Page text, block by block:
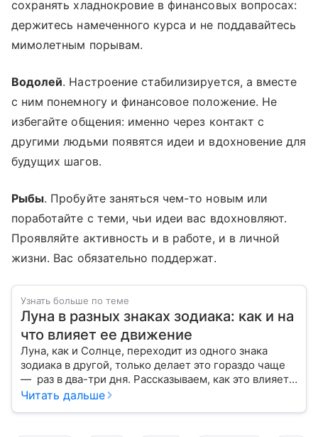
сохранять хладнокровие в финансовых вопросах:
держитесь намеченного курса и не поддавайтесь
мимолетным порывам.
Водолей. Настроение стабилизируется, а вместе
с ним понемногу и финансовое положение. Не
избегайте общения: именно через контакт с
другими людьми появятся идеи и вдохновение для
будущих шагов.
Рыбы. Пробуйте заняться чем-то новым или
поработайте с теми, чьи идеи вас вдохновляют.
Проявляйте активность и в работе, и в личной
жизни. Вас обязательно поддержат.
Узнать больше по теме
Луна в разных знаках зодиака: как и на
что влияет ее движение
Луна, как и Солнце, переходит из одного знака
зодиака в другой, только делает это гораздо чаще
— раз в два-три дня. Рассказываем, как это влияет
на нашу жизнь.
Читать дальше